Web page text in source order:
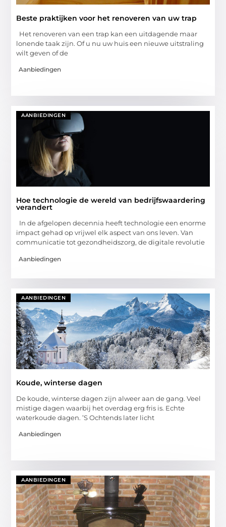
Beste praktijken voor het renoveren van uw trap
Het renoveren van een trap kan een uitdagende maar
lonende taak zijn. Of u nu uw huis een nieuwe uitstraling
wilt geven of de
Aanbiedingen
AANBIEDINGEN
Hoe technologie de wereld van bedrijfswaardering
verandert
In de afgelopen decennia heeft technologie een enorme
impact gehad op vrijwel elk aspect van ons leven. Van
communicatie tot gezondheidszorg, de digitale revolutie
Aanbiedingen
AANBIEDINGEN
Koude, winterse dagen
De koude, winterse dagen zijn alweer aan de gang. Veel
mistige dagen waarbij het overdag erg fris is. Echte
waterkoude dagen. ’S Ochtends later licht
Aanbiedingen
AANBIEDINGEN